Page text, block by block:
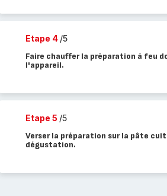
Etape 4 /5
Faire chauffer la préparation à feu
l'appareil.
Etape 5 /5
Verser la préparation sur la pâte
dégustation.